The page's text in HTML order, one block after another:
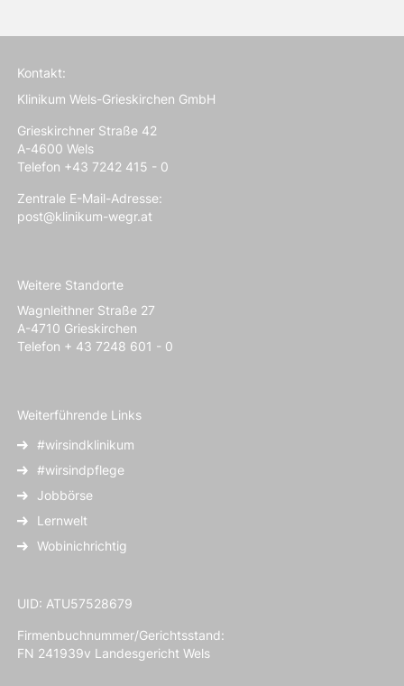
Kontakt:
Klinikum Wels-Grieskirchen GmbH
Grieskirchner Straße 42
A-4600 Wels
Telefon +43 7242 415 - 0
Zentrale E-Mail-Adresse:
post@klinikum-wegr.at
Weitere Standorte
Wagnleithner Straße 27
A-4710 Grieskirchen
Telefon + 43 7248 601 - 0
Weiterführende Links
#wirsindklinikum
#wirsindpflege
Jobbörse
Lernwelt
Wobinichrichtig
UID: ATU57528679
Firmenbuchnummer/Gerichtsstand:
FN 241939v Landesgericht Wels